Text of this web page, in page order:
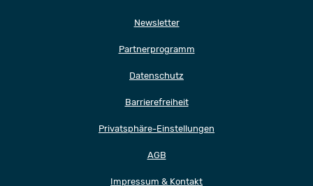
Newsletter
Partnerprogramm
Datenschutz
Barrierefreiheit
Privatsphäre-Einstellungen
AGB
Impressum & Kontakt